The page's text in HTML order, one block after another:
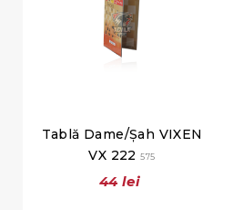
Tablă Dame/Șah VIXEN
VX 222575
44 lei